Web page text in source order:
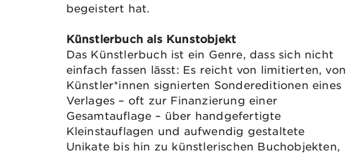
begeistert hat.
Künstlerbuch als Kunstobjekt
Das Künstlerbuch ist ein Genre, dass sich nicht
einfach fassen lässt: Es reicht von limitierten, von
Künstler*innen signierten Sondereditionen eines
Verlages – oft zur Finanzierung einer
Gesamtauflage – über handgefertigte
Kleinstauflagen und aufwendig gestaltete
Unikate bis hin zu künstlerischen Buchobjekten,